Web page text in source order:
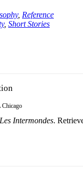
, Reference
, Short Stories
Chicago
Intermondes.